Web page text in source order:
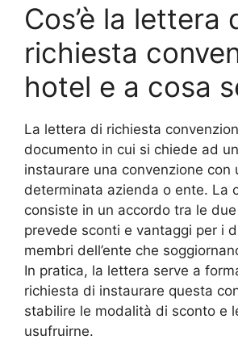
Cos’è la lettera
richiesta
hotel e a cosa
La lettera di richiesta
documento in cui si chiede ad
instaurare una convenzione con
determinata azienda o ente. La
consiste in un accordo tra le
prevede sconti e vantaggi per i
membri dell’ente che
In pratica, la lettera serve a
richiesta di instaurare questa
stabilire le modalità di sconto e
usufruirne.